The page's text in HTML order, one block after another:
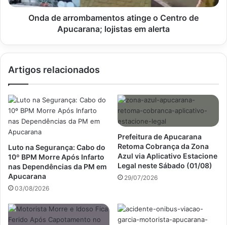
lojistas
Onda de arrombamentos atinge o Centro de
Apucarana; lojistas em alerta
Artigos relacionados
Luto na Segurança: Cabo do
10º BPM Morre Após Infarto
nas Dependências da PM em
Apucarana
03/08/2026
Prefeitura de Apucarana
Retoma Cobrança da Zona
Azul via Aplicativo Estacione
Legal neste Sábado (01/08)
29/07/2026